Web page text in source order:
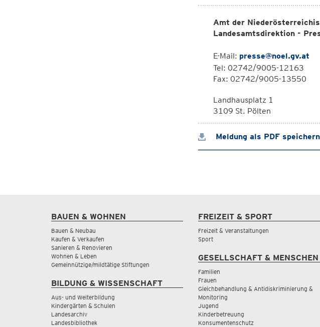
Amt der
Landesamtsdirektion -
E-Mail: presse@noel.gv.at
Tel: 02742/9005-12163
Fax: 02742/9005-13550
Landhausplatz 1
3109 St. Pölten
Meldung als PDF speichern
BAUEN & WOHNEN
Bauen & Neubau
Kaufen & Verkaufen
Sanieren & Renovieren
Wohnen & Leben
Gemeinnützige/mildtätige Stiftungen
BILDUNG & WISSENSCHAFT
Aus- und Weiterbildung
Kindergärten & Schulen
Landesarchiv
Landesbibliothek
FREIZEIT & SPORT
Freizeit & Veranstaltungen
Sport
GESELLSCHAFT & MENSCHEN
Familien
Frauen
Gleichbehandlung & Antidiskriminierung &
Monitoring
Jugend
Kinderbetreuung
Konsumentenschutz